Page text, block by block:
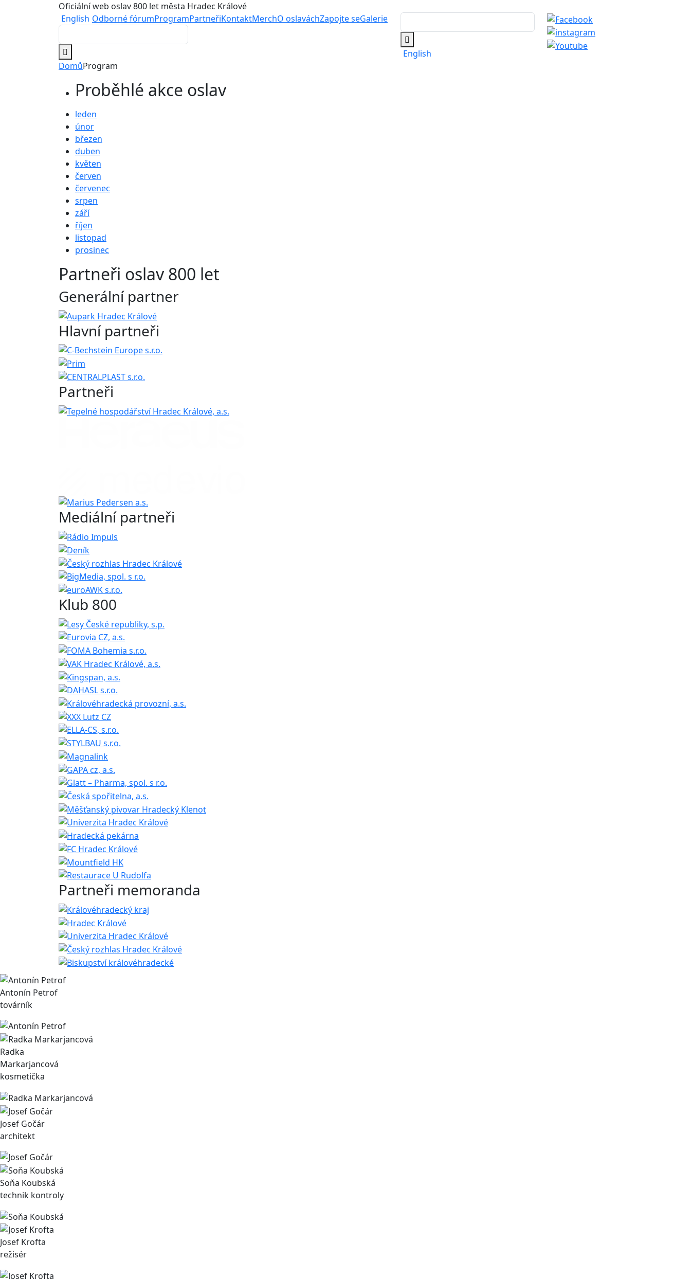
Oficiální web oslav 800 let města Hradec Králové
English Odborné fórumProgramPartneřiKontaktMerchO oslaváchZapojte seGalerie
English
DomůProgram
Proběhlé akce oslav
leden
únor
březen
duben
květen
červen
červenec
srpen
září
říjen
listopad
prosinec
Partneři oslav 800 let
Generální partner
Hlavní partneři
Partneři
Mediální partneři
Klub 800
Partneři memoranda
Antonín Petrof
továrník
Radka
Markarjancová
kosmetička
Josef Gočár
architekt
Soňa Koubská
technik kontroly
Josef Krofta
režisér